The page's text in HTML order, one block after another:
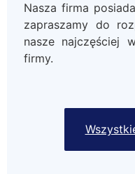
Nasza firma
zapraszamy do
nasze najczęściej
firmy.